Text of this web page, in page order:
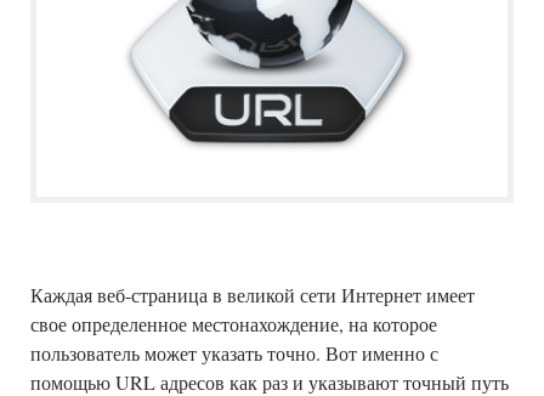
Каждая веб-страница в великой сети Интернет имеет
свое определенное местонахождение, на которое
пользователь может указать точно. Вот именно с
помощью URL адресов как раз и указывают точный путь